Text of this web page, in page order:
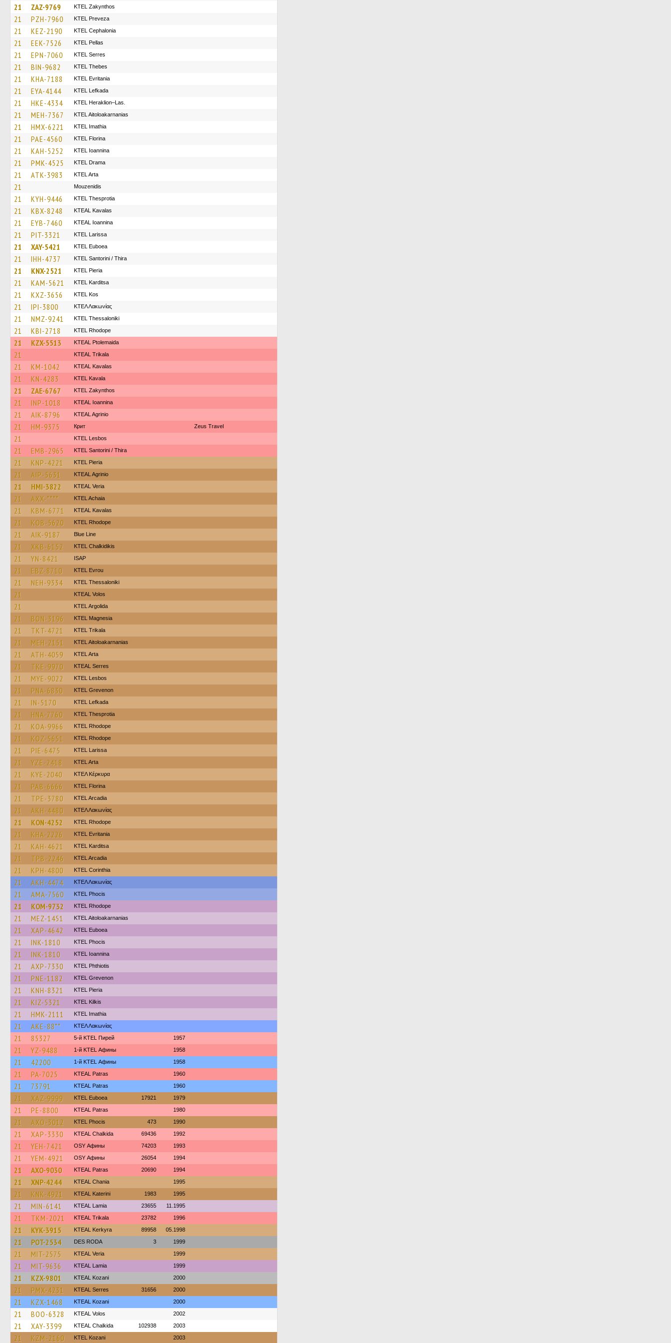
21 ZAZ-9769 KTEL Zakynthos
21 PZH-7960 KTEL Preveza
21 KEZ-2190 KTEL Cephalonia
21 EEK-7526 KTEL Pellas
21 EPN-7060 KTEL Serres
21 BIN-9682 KTEL Thebes
21 KHA-7188 ΚΤΕL Evritania
21 EYA-4144 KTEL Lefkada
21 HKE-4334 KTEL Heraklion–Las.
21 MEH-7367 KTEL Aitoloakarnanias
21 HMX-6221 KTEL Imathia
21 PAE-4560 KTEL Florina
21 KAH-5252 KTEL Ioannina
21 PMK-4525 KTEL Drama
21 ATK-3983 KTEL Arta
21 Mouzenidis
21 KYH-9446 KTEL Thesprotia
21 KBX-8248 KTEAL Kavalas
21 EYB-7460 KTEAL Ioannina
21 PIT-3321 KTEL Larissa
21 XAY-5421 ΚΤΕL Euboea
21 IHH-4737 KTEL Santorini / Thira
21 KNX-2521 KTEL Pieria
21 KAM-5621 ΚΤΕL Karditsa
21 KXZ-3656 KTEL Kos
21 IPI-3800 ΚΤΕΛ Λακωνίας
21 NMZ-9241 KTEL Thessaloniki
21 KBI-2718 KTEL Rhodope
21 KZX-5513 KTEAL Ptolemaida
21 KTEAL Trikala
21 KM-1042 KTEAL Kavalas
21 KN-4283 KTEL Kavala
21 ZAE-6767 KTEL Zakynthos
21 INP-1018 KTEAL Ioannina
21 AIK-8796 KTEAL Agrinio
21 HM-9375 Крит Zeus Travel
21 KTEL Lesbos
21 EMB-2965 KTEL Santorini / Thira
21 KNP-4221 KTEL Pieria
21 AIP-5631 KTEAL Agrinio
21 HMI-3822 KTEAL Veria
21 AXX-**** KTEL Achaia
21 KBM-6771 KTEAL Kavalas
21 KOB-5620 KTEL Rhodope
21 AIK-9187 Blue Line
21 XKB-6152 ΚΤΕL Chalkidikis
21 YN-8421 ISAP
21 EBZ-8710 KTEL Evrou
21 NEH-9334 KTEL Thessaloniki
21 KTEAL Volos
21 KTEL Argolida
21 BON-3196 ΚΤΕL Magnesia
21 TKT-4721 ΚΤΕL Τrikala
21 MEH-2151 KTEL Aitoloakarnanias
21 ATH-4059 KTEL Arta
21 TKE-9970 KTEAL Serres
21 MYE-9022 KTEL Lesbos
21 PNA-6830 ΚΤΕL Grevenon
21 IN-5170 KTEL Lefkada
21 HNA-7760 KTEL Thesprotia
21 KOA-9966 KTEL Rhodope
21 KOZ-5651 KTEL Rhodope
21 PIE-6475 KTEL Larissa
21 YZE-2418 KTEL Arta
21 KYE-2040 ΚΤΕΛ Κέρκυρα
21 PAB-6666 KTEL Florina
21 TPE-3780 KTEL Arcadia
21 AKH-4480 ΚΤΕΛ Λακωνίας
21 KON-4252 KTEL Rhodope
21 KHA-2226 ΚΤΕL Evritania
21 KAH-4621 ΚΤΕL Karditsa
21 TPB-2246 KTEL Arcadia
21 KPH-4800 KTEL Corinthia
21 AKH-4474 ΚΤΕΛ Λακωνίας
21 AMA-7560 ΚΤΕL Phocis
21 KOM-9732 KTEL Rhodope
21 MEZ-1451 KTEL Aitoloakarnanias
21 XAP-4642 ΚΤΕL Euboea
21 INK-1810 ΚΤΕL Phocis
21 INK-1810 KTEL Ioannina
21 AXP-7330 ΚΤΕL Phthiotis
21 PNE-1182 ΚΤΕL Grevenon
21 KNH-8321 KTEL Pieria
21 KIZ-5321 KTEL Kilkis
21 HMK-2111 KTEL Imathia
21 AKE-88** ΚΤΕΛ Λακωνίας
21 85327 5-й KTEL Пирей 1957
21 YZ-9488 1-й KTEL Афины 1958
21 42200 1-й KTEL Афины 1958
21 PA-7025 KTEAL Patras 1960
21 73791 KTEAL Patras 1960
21 XAZ-9999 ΚΤΕL Euboea 17921 1979
21 PE-8800 KTEAL Patras 1980
21 AXO-3012 ΚΤΕL Phocis 473 1990
21 XAP-3330 KTEAL Chalkida 69436 1992
21 YEH-7421 OSY Афины 74203 1993
21 YEM-4921 OSY Афины 26054 1994
21 AXO-9030 KTEAL Patras 20690 1994
21 XNP-4244 KTEAL Chania 1995
21 KNK-4921 KTEAL Katerini 1983 1995
21 MIN-6141 KTEAL Lamia 23655 11.1995
21 TKM-2021 KTEAL Trikala 23782 1996
21 KYK-3915 KTEAL Kerkyra 89958 05.1998
21 POT-2534 DES RODA 3 1999
21 MIT-2575 KTEAL Veria 1999
21 MIT-9636 KTEAL Lamia 1999
21 KZX-9801 KTEAL Kozani 2000
21 PMX-4231 KTEAL Serres 31656 2000
21 KZX-1468 KTEAL Kozani 2000
21 BOO-6328 KTEAL Volos 2002
21 XAY-3399 KTEAL Chalkida 102938 2003
21 KZM-2160 ΚΤΕL Kozani 2003